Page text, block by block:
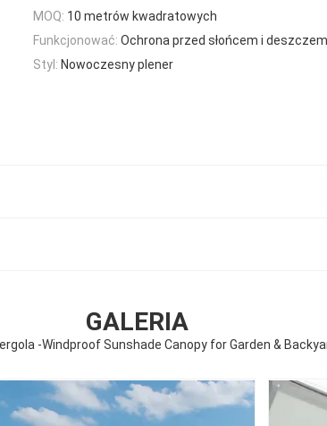
MOQ: 10 metrów kwadratowych
Funkcjonować: Ochrona przed słońcem i deszczem
Styl: Nowoczesny plener
GALERIA
-Windproof Sunshade Canopy for Garden &